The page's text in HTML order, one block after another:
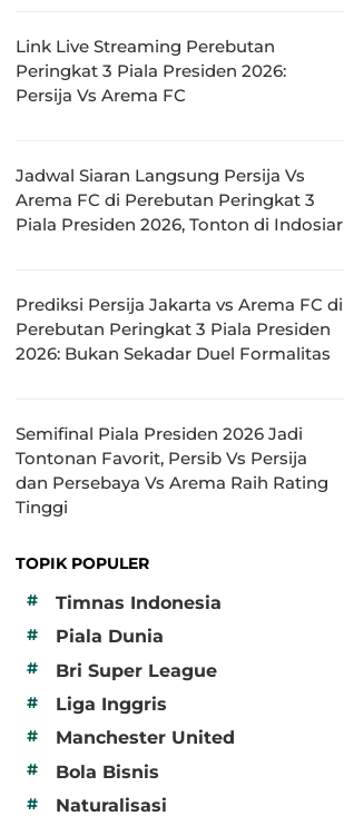
Link Live Streaming Perebutan
Peringkat 3 Piala Presiden 2026:
Persija Vs Arema FC
Jadwal Siaran Langsung Persija Vs
Arema FC di Perebutan Peringkat 3
Piala Presiden 2026, Tonton di Indosiar
Prediksi Persija Jakarta vs Arema FC di
Perebutan Peringkat 3 Piala Presiden
2026: Bukan Sekadar Duel Formalitas
Semifinal Piala Presiden 2026 Jadi
Tontonan Favorit, Persib Vs Persija
dan Persebaya Vs Arema Raih Rating
Tinggi
TOPIK POPULER
#
Timnas Indonesia
# Piala Dunia
# Bri Super League
# Liga Inggris
# Manchester United
# Bola Bisnis
# Naturalisasi